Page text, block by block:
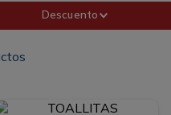
Descuento